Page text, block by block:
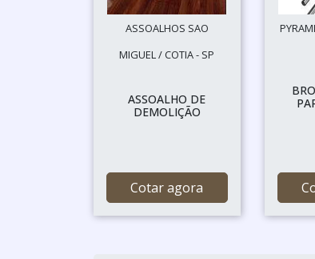
ASSOALHOS SAO
MIGUEL / COTIA - SP
ASSOALHO DE
DEMOLIÇÃO
Cotar agora